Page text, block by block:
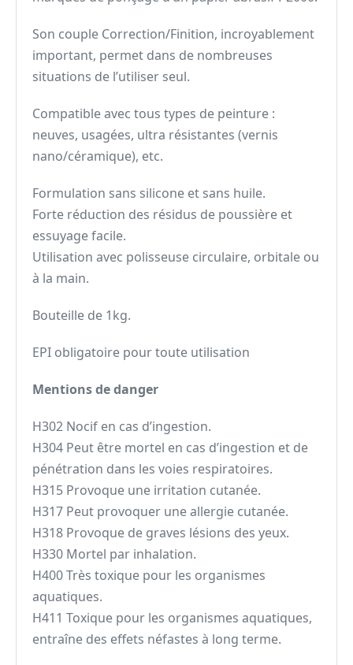
Son couple Correction/Finition, incroyablement
important, permet dans de nombreuses
situations de l’utiliser seul.
Compatible avec tous types de peinture :
neuves, usagées, ultra résistantes (vernis
nano/céramique), etc.
Formulation sans silicone et sans huile.
Forte réduction des résidus de poussière et
essuyage facile.
Utilisation avec polisseuse circulaire, orbitale ou
à la main.
Bouteille de 1kg.
EPI obligatoire pour toute utilisation
Mentions de danger
H302 Nocif en cas d’ingestion.
H304 Peut être mortel en cas d’ingestion et de
pénétration dans les voies respiratoires.
H315 Provoque une irritation cutanée.
H317 Peut provoquer une allergie cutanée.
H318 Provoque de graves lésions des yeux.
H330 Mortel par inhalation.
H400 Très toxique pour les organismes
aquatiques.
H411 Toxique pour les organismes aquatiques,
entraîne des effets néfastes à long terme.